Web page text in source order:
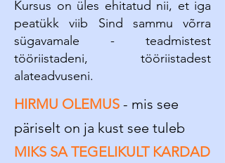
Kursus on üles ehitatud nii, et iga
peatükk viib Sind sammu võrra
sügavamale - teadmistest
tööriistadeni, tööriistadest
alateadvuseni.
HIRMU OLEMUS - mis see
päriselt on ja kust see tuleb
MIKS SA TEGELIKULT KARDAD